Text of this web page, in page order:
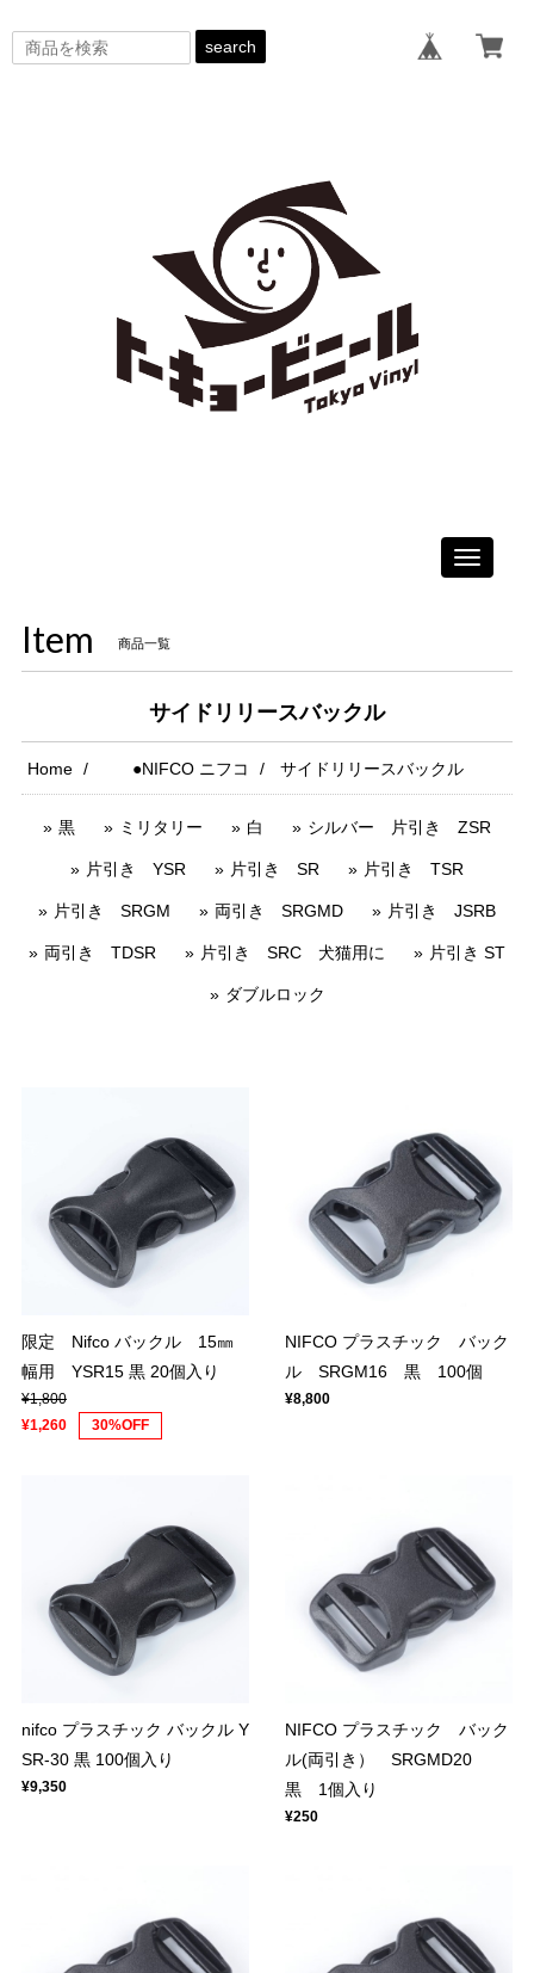
search
Toggle
Item 商品一覧
サイドリリースバックル
Home ●NIFCO ニフコ サイドリリースバックル
黒 ミリタリー 白 シルバー 片引き ZSR
片引き YSR 片引き SR 片引き TSR
片引き SRGM 両引き SRGMD 片引き JSRB
両引き TDSR 片引き SRC 犬猫用に 片引き ST
ダブルロック
限定 Nifco バックル 15㎜
幅用 YSR15 黒 20個入り
¥1,800
¥1,260
30%OFF
NIFCO プラスチック バック
ル SRGM16 黒 100個
¥8,800
nifco プラスチック バックル Y
SR-30 黒 100個入り
¥9,350
NIFCO プラスチック バック
ル(両引き） SRGMD20
黒 1個入り
¥250